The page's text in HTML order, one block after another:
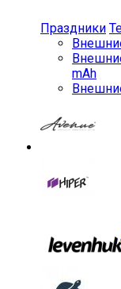
Праздники
mAh